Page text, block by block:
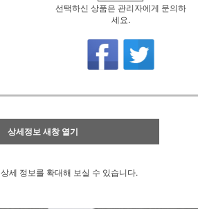
선택하신 상품은 관리자에게 문의하
세요.
상세정보 새창 열기
상세 정보를 확대해 보실 수 있습니다.